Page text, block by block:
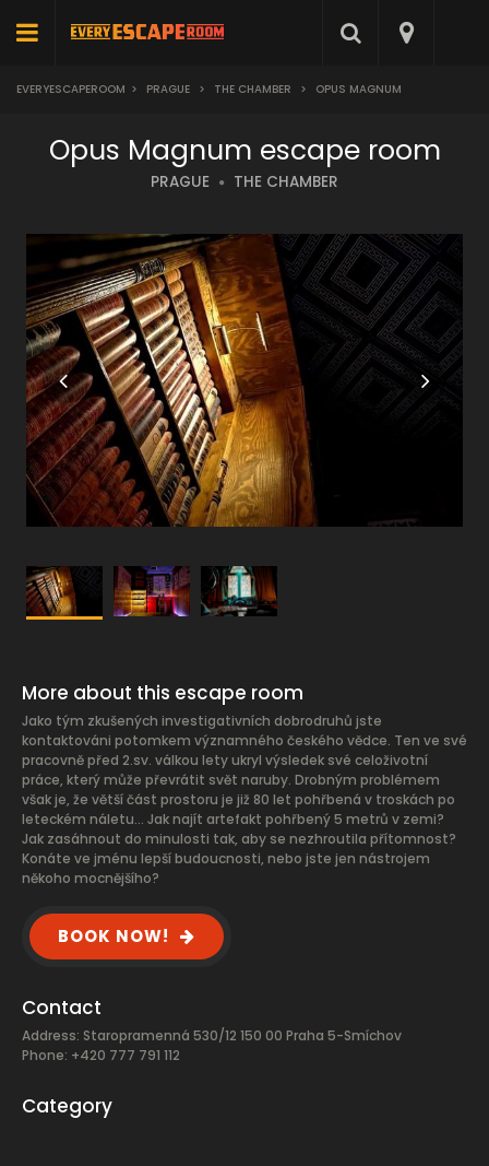
EVERYESCAPEROOM > PRAGUE > THE CHAMBER > OPUS MAGNUM
Opus Magnum escape room
PRAGUE THE CHAMBER
More about this escape room
Jako tým zkušených investigativních dobrodruhů jste
kontaktováni potomkem významného českého vědce. Ten ve své
pracovně před 2.sv. válkou lety ukryl výsledek své celoživotní
práce, který může převrátit svět naruby. Drobným problémem
však je, že větší část prostoru je již 80 let pohřbená v troskách po
leteckém náletu… Jak najít artefakt pohřbený 5 metrů v zemi?
Jak zasáhnout do minulosti tak, aby se nezhroutila přítomnost?
Konáte ve jménu lepší budoucnosti, nebo jste jen nástrojem
někoho mocnějšího?
BOOK NOW!
Contact
Address: Staropramenná 530/12 150 00 Praha 5-Smíchov
Phone: +420 777 791 112
Category